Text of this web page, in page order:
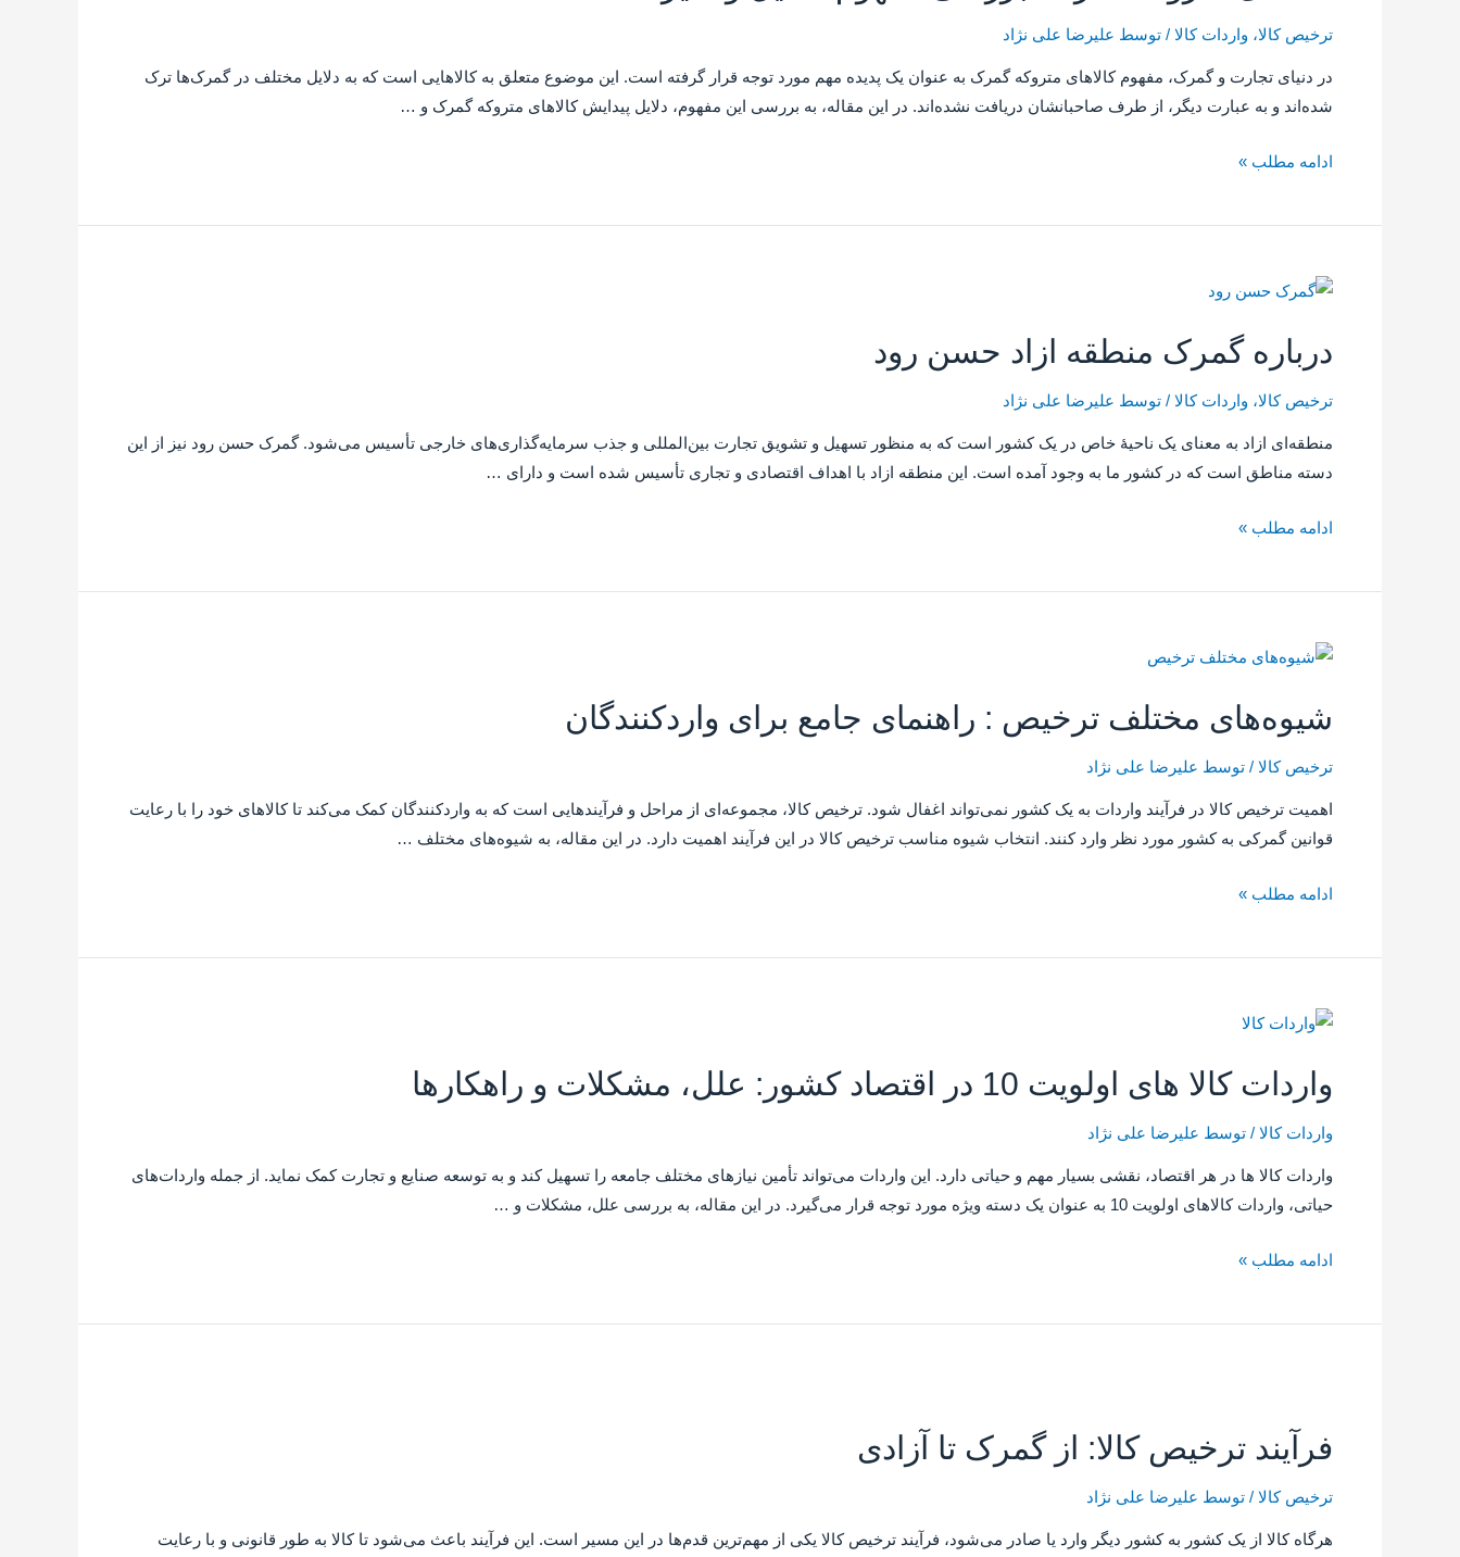
ترخیص کالا، واردات کالا / توسط علیرضا علی نژاد
در دنیای تجارت و گمرک، مفهوم کالاهای متروکه گمرک به عنوان یک پدیده مهم مورد توجه قرار گرفته است. این موضوع متعلق به کالاهایی است که به دلایل مختلف در گمرک‌ها ترک
شده‌اند و به عبارت دیگر، از طرف صاحبانشان دریافت نشده‌اند. در این مقاله، به بررسی این مفهوم، دلایل پیدایش کالاهای متروکه گمرک و …
ادامه مطلب »
درباره گمرک منطقه ازاد حسن رود
ترخیص کالا، واردات کالا / توسط علیرضا علی نژاد
منطقه‌ای ازاد به معنای یک ناحیهٔ خاص در یک کشور است که به منظور تسهیل و تشویق تجارت بین‌المللی و جذب سرمایه‌گذاری‌های خارجی تأسیس می‌شود. گمرک حسن رود نیز از این
دسته مناطق است که در کشور ما به وجود آمده است. این منطقه ازاد با اهداف اقتصادی و تجاری تأسیس شده است و دارای …
ادامه مطلب »
شیوه‌های مختلف ترخیص : راهنمای جامع برای واردکنندگان
ترخیص کالا / توسط علیرضا علی نژاد
اهمیت ترخیص کالا در فرآیند واردات به یک کشور نمی‌تواند اغفال شود. ترخیص کالا، مجموعه‌ای از مراحل و فرآیندهایی است که به واردکنندگان کمک می‌کند تا کالاهای خود را با رعایت
قوانین گمرکی به کشور مورد نظر وارد کنند. انتخاب شیوه مناسب ترخیص کالا در این فرآیند اهمیت دارد. در این مقاله، به شیوه‌های مختلف …
ادامه مطلب »
واردات کالا های اولویت 10 در اقتصاد کشور: علل، مشکلات و راهکارها
واردات کالا / توسط علیرضا علی نژاد
واردات کالا ها در هر اقتصاد، نقشی بسیار مهم و حیاتی دارد. این واردات می‌تواند تأمین نیازهای مختلف جامعه را تسهیل کند و به توسعه صنایع و تجارت کمک نماید. از جمله واردات‌های
حیاتی، واردات کالاهای اولویت 10 به عنوان یک دسته ویژه مورد توجه قرار می‌گیرد. در این مقاله، به بررسی علل، مشکلات و …
ادامه مطلب »
فرآیند ترخیص کالا: از گمرک تا آزادی
ترخیص کالا / توسط علیرضا علی نژاد
هرگاه کالا از یک کشور به کشور دیگر وارد یا صادر می‌شود، فرآیند ترخیص کالا یکی از مهم‌ترین قدم‌ها در این مسیر است. این فرآیند باعث می‌شود تا کالا به طور قانونی و با رعایت